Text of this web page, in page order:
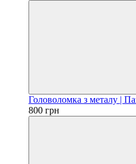
Головоломка з металу |
800 грн